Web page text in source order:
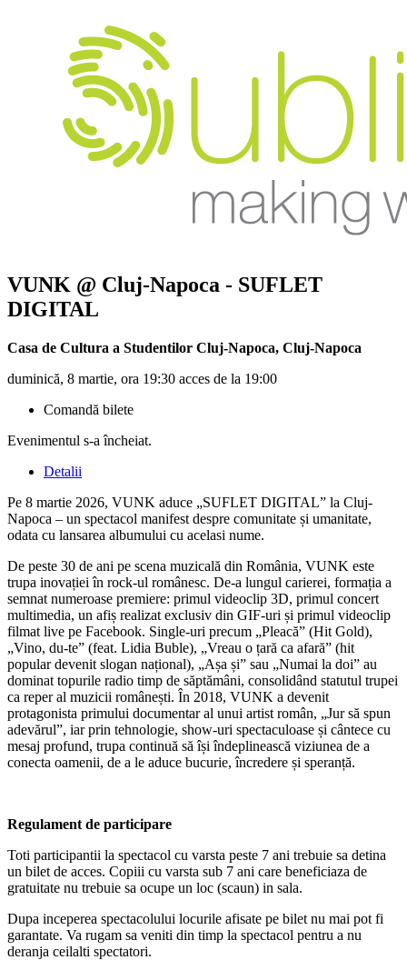
VUNK @ Cluj-Napoca - SUFLET
DIGITAL
Casa de Cultura a Studentilor Cluj-Napoca, Cluj-Napoca
duminică, 8 martie, ora 19:30 acces de la 19:00
Comandă bilete
Evenimentul s-a încheiat.
Detalii
Pe 8 martie 2026, VUNK aduce „SUFLET DIGITAL” la Cluj-
Napoca – un spectacol manifest despre comunitate și umanitate,
odata cu lansarea albumului cu acelasi nume.
De peste 30 de ani pe scena muzicală din România, VUNK este
trupa inovației în rock-ul românesc. De-a lungul carierei, formația a
semnat numeroase premiere: primul videoclip 3D, primul concert
multimedia, un afiș realizat exclusiv din GIF-uri și primul videoclip
filmat live pe Facebook. Single-uri precum „Pleacă” (Hit Gold),
„Vino, du-te” (feat. Lidia Buble), „Vreau o țară ca afară” (hit
popular devenit slogan național), „Așa și” sau „Numai la doi” au
dominat topurile radio timp de săptămâni, consolidând statutul trupei
ca reper al muzicii românești. În 2018, VUNK a devenit
protagonista primului documentar al unui artist român, „Jur să spun
adevărul”, iar prin tehnologie, show-uri spectaculoase și cântece cu
mesaj profund, trupa continuă să își îndeplinească viziunea de a
conecta oamenii, de a le aduce bucurie, încredere și speranță.
Regulament de participare
Toti participantii la spectacol cu varsta peste 7 ani trebuie sa detina
un bilet de acces. Copiii cu varsta sub 7 ani care beneficiaza de
gratuitate nu trebuie sa ocupe un loc (scaun) in sala.
Dupa inceperea spectacolului locurile afisate pe bilet nu mai pot fi
garantate. Va rugam sa veniti din timp la spectacol pentru a nu
deranja ceilalti spectatori.